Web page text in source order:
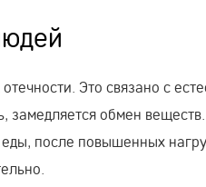
Это связано с
замедляется обмен
после повышенных